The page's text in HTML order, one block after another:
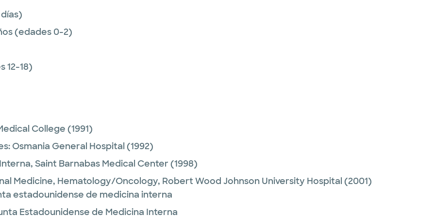
(edades 0-2)
12-18)
College (1991)
Osmania General Hospital (1992)
Saint Barnabas Medical Center (1998)
Medicine, Hematology/Oncology, Robert Wood Johnson University Hospital (2001)
estadounidense de medicina interna
Estadounidense de Medicina Interna